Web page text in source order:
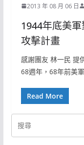
2013 年 08 月 06 日
1944年底美
攻擊計畫
感謝團友 林一民 提
68週年，68年前美
Read More